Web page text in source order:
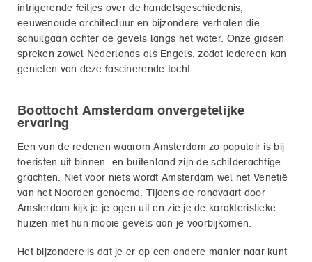
intrigerende feitjes over de handelsgeschiedenis,
eeuwenoude architectuur en bijzondere verhalen die
schuilgaan achter de gevels langs het water. Onze gidsen
spreken zowel Nederlands als Engels, zodat iedereen kan
genieten van deze fascinerende tocht.
Boottocht Amsterdam onvergetelijke
ervaring
Een van de redenen waarom Amsterdam zo populair is bij
toeristen uit binnen- en buitenland zijn de schilderachtige
grachten. Niet voor niets wordt Amsterdam wel het Venetië
van het Noorden genoemd. Tijdens de rondvaart door
Amsterdam kijk je je ogen uit en zie je de karakteristieke
huizen met hun mooie gevels aan je voorbijkomen.
Het bijzondere is dat je er op een andere manier naar kunt